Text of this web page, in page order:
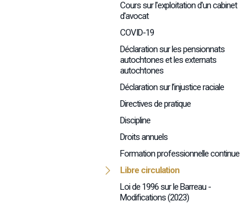
Cours sur l'exploitation d'un cabinet
d'avocat
COVID-19
Déclaration sur les pensionnats
autochtones et les externats
autochtones
Déclaration sur l’injustice raciale
Directives de pratique
Discipline
Droits annuels
Formation professionnelle continue
Libre circulation
Loi de 1996 sur le Barreau -
Modifications (2023)